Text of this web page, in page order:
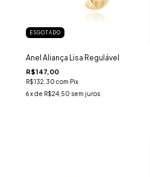
ESGOTADO
Anel Aliança Lisa Regulável
R$147,00
R$132,30 com Pix
6 x de R$24,50 sem juros